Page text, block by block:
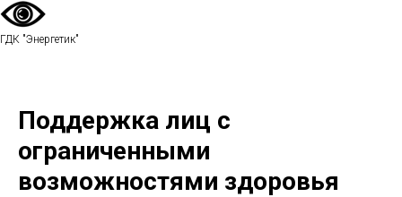
ГДК "Энергетик"
Поддержка лиц с
ограниченными
возможностями здоровья